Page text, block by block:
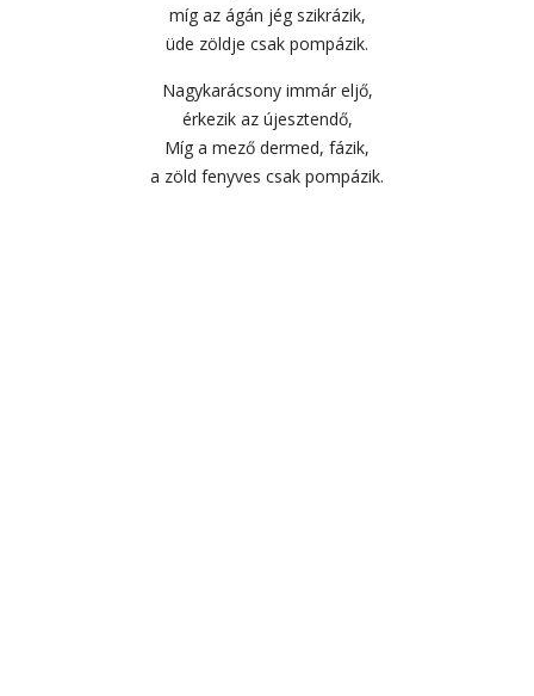
míg az ágán jég szikrázik,
üde zöldje csak pompázik.
Nagykarácsony immár eljő,
érkezik az újesztendő,
Míg a mező dermed, fázik,
a zöld fenyves csak pompázik.